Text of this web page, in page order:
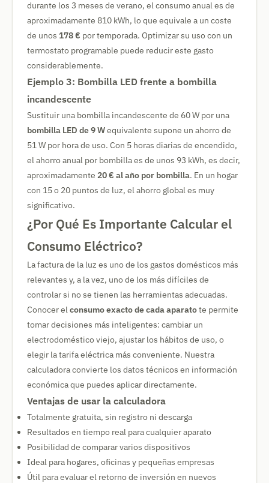
durante los 3 meses de verano, el consumo anual es de
aproximadamente 810 kWh, lo que equivale a un coste
de unos 178 € por temporada. Optimizar su uso con un
termostato programable puede reducir este gasto
considerablemente.
Ejemplo 3: Bombilla LED frente a bombilla
incandescente
Sustituir una bombilla incandescente de 60 W por una
bombilla LED de 9 Wequivalente supone un ahorro de
51 W por hora de uso. Con 5 horas diarias de encendido,
el ahorro anual por bombilla es de unos 93 kWh, es decir,
aproximadamente 20 € al año por bombilla. En un hogar
con 15 o 20 puntos de luz, el ahorro global es muy
significativo.
¿Por Qué Es Importante Calcular el
Consumo Eléctrico?
La factura de la luz es uno de los gastos domésticos más
relevantes y, a la vez, uno de los más difíciles de
controlar si no se tienen las herramientas adecuadas.
Conocer elconsumo exacto de cada aparatote permite
tomar decisiones más inteligentes: cambiar un
electrodoméstico viejo, ajustar los hábitos de uso, o
elegir la tarifa eléctrica más conveniente. Nuestra
calculadora convierte los datos técnicos en información
económica que puedes aplicar directamente.
Ventajas de usar la calculadora
Totalmente gratuita, sin registro ni descarga
Resultados en tiempo real para cualquier aparato
Posibilidad de comparar varios dispositivos
Ideal para hogares, oficinas y pequeñas empresas
Útil para evaluar el retorno de inversión en nuevos